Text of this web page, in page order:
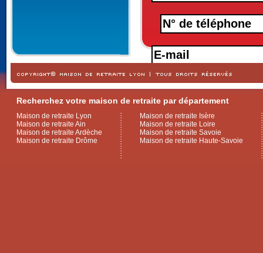
Recherchez votre maison de retraite par département
Maison de retraite Lyon
Maison de retraite Ain
Maison de retraite Ardèche
Maison de retraite Drôme
Maison de retraite Isère
Maison de retraite Loire
Maison de retraite Savoie
Maison de retraite Haute-Savoie